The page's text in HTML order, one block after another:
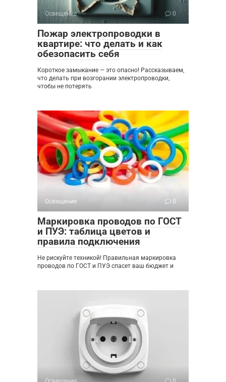
Освещение 0
Пожар электропроводки в
квартире: что делать и как
обезопасить себя
Короткое замыкание — это опасно! Рассказываем,
что делать при возгорании электропроводки,
чтобы не потерять
Освещение 0
Маркировка проводов по ГОСТ
и ПУЭ: таблица цветов и
правила подключения
Не рискуйте техникой! Правильная маркировка
проводов по ГОСТ и ПУЭ спасет ваш бюджет и